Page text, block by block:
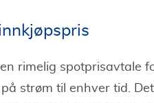
rimelig spotprisavtale
strøm til enhver tid.